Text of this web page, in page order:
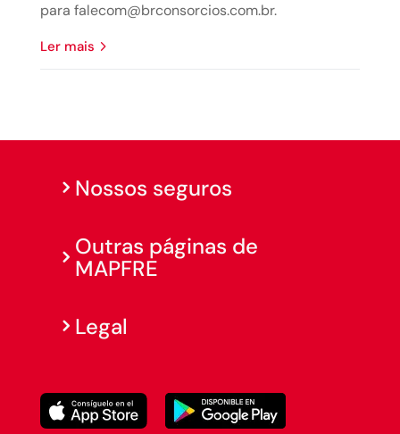
para falecom@brconsorcios.com.br.
ler mais
Nossos seguros
Outras páginas de
MAPFRE
Legal